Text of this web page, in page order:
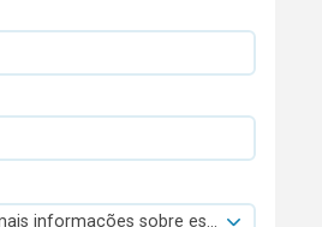
informações sobre esta viatura.